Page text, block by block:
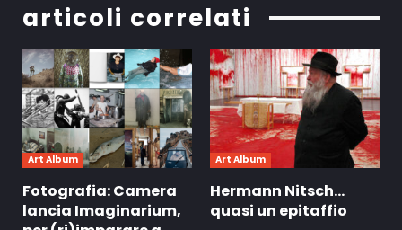
articoli correlati
Art Album
Fotografia: Camera
lancia Imaginarium,
Art Album
Hermann Nitsch…
quasi un epitaffio